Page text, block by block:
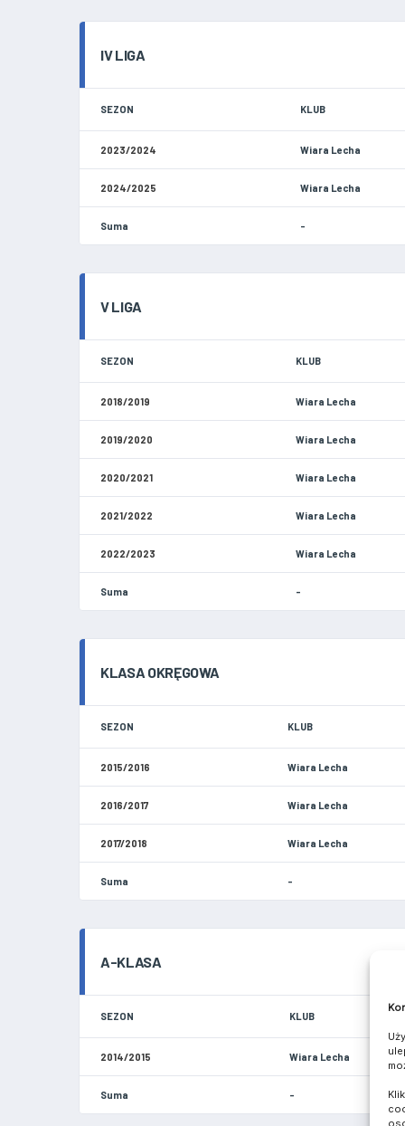
IV LIGA
SEZON KLUB
2023/2024 Wiara Lecha
2024/2025 Wiara Lecha
Suma -
V LIGA
SEZON KLUB
2018/2019 Wiara Lecha
2019/2020 Wiara Lecha
2020/2021 Wiara Lecha
2021/2022 Wiara Lecha
2022/2023 Wiara Lecha
Suma -
KLASA OKRĘGOWA
SEZON KLUB
2015/2016 Wiara Lecha
2016/2017 Wiara Lecha
2017/2018 Wiara Lecha
Suma -
A-KLASA
SEZON KLUB
2014/2015 Wiara Lecha
Suma -